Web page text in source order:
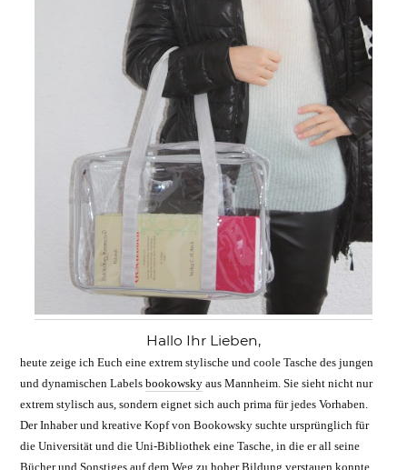
Hallo Ihr Lieben,
heute zeige ich Euch eine extrem stylische und coole Tasche des jungen
und dynamischen Labelsbookowsky aus Mannheim. Sie sieht nicht nur
extrem stylisch aus, sondern eignet sich auch prima für jedes Vorhaben.
Der Inhaber und kreative Kopf von Bookowskysuchte ursprünglich für
die Universität und die Uni-Bibliothek eine Tasche, in die er all seine
Bücher und Sonstiges auf dem Weg zu hoher Bildung verstauen konnte.